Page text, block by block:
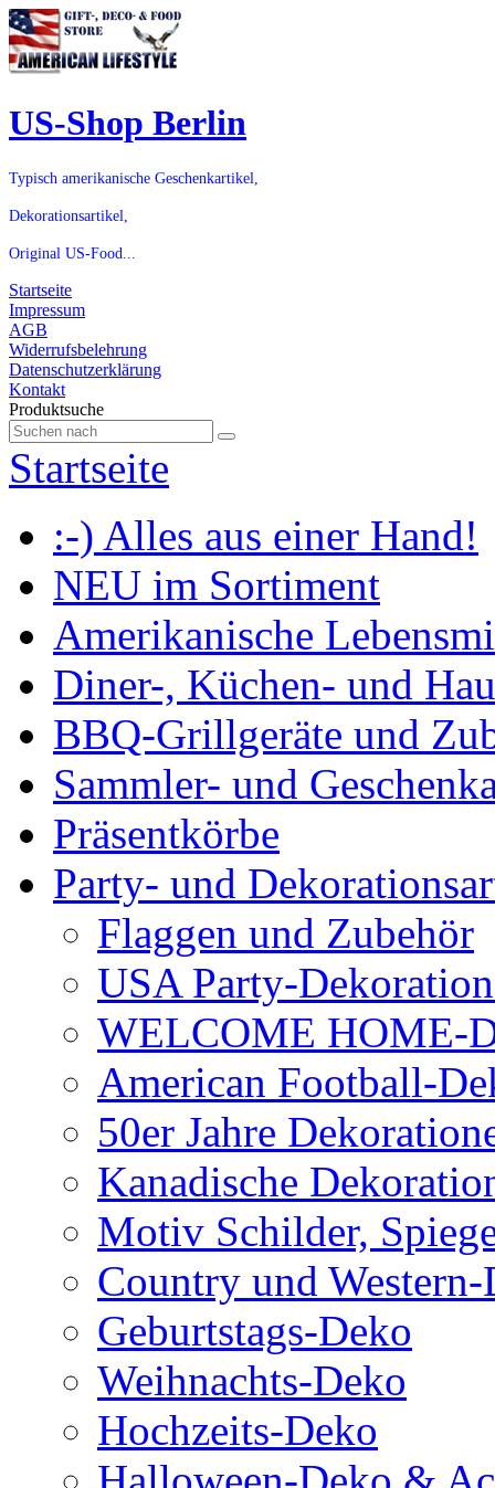
US-Shop Berlin
Typisch amerikanische Geschenkartikel,
Dekorationsartikel,
Original US-Food...
Startseite
Impressum
AGB
Widerrufsbelehrung
Datenschutzerklärung
Kontakt
Produktsuche
Startseite
:-) Alles aus einer Hand!
NEU im Sortiment
Amerikanische
Diner-, Küchen- und
BBQ-Grillgeräte und
Sammler- und
Präsentkörbe
Party- und
Flaggen und Zubehör
USA Party-
WELCOME HOME-
American Football-
50er Jahre
Kanadische
Motiv Schilder,
Country und
Geburtstags-Deko
Weihnachts-Deko
Hochzeits-Deko